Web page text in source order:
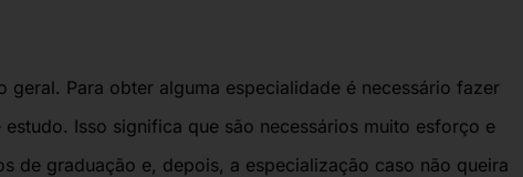
Para obter alguma especialidade é necessário fazer
Isso significa que são necessários muito esforço e
de graduação e, depois, a especialização caso não queira